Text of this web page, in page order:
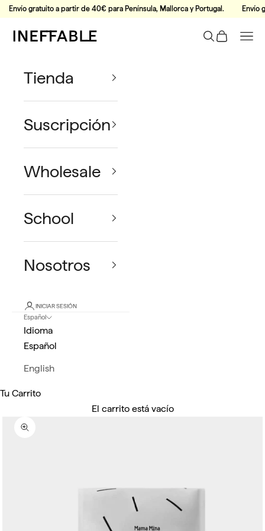
Ir al contenido
Envío gratuito a partir de 40€ para Península, Mallorca y Portugal. Envío
Ineffable Coffee BuscarTu Carrito
Tienda
Suscripción
Wholesale
School
Nosotros
INICIAR SESIÓN
Español
Idioma
Español
English
Tu Carrito
El carrito está vacío
Zoom